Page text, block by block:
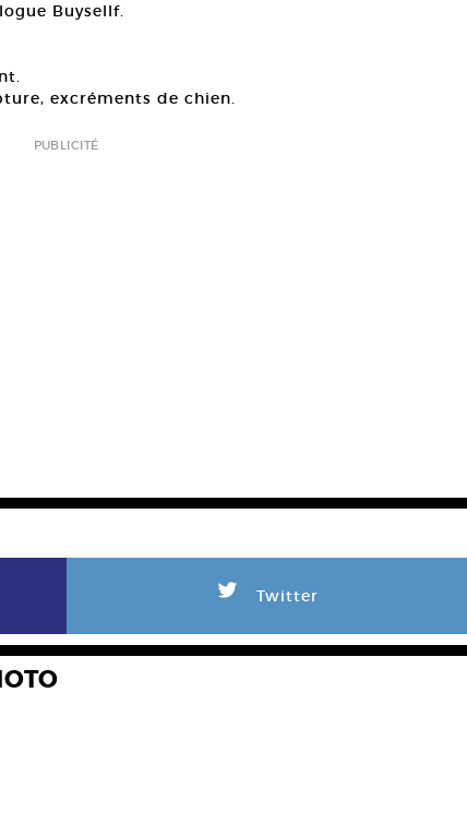
Buysellf.
excréments de chien.
PUBLICITÉ
L Twitter